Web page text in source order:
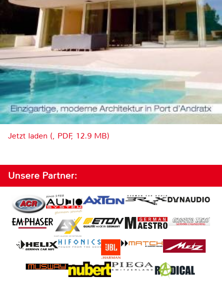
Jetzt laden (, PDF, 12.9 MB)
Unsere Partner: